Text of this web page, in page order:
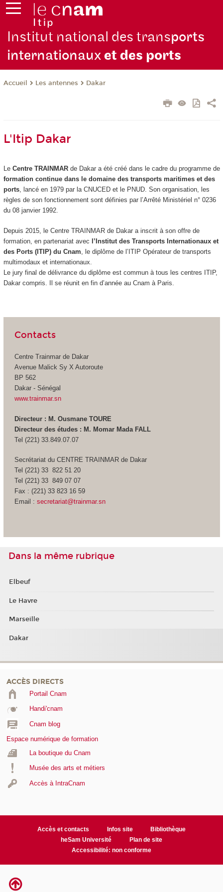
Institut national des transports
internationauxet des ports
Accueil Les antennes Dakar
L'Itip Dakar
Le Centre TRAINMAR de Dakar a été créé dans le cadre du programme de
formation continue dans le domaine des transports maritimes et des
ports, lancé en 1979 par la CNUCED et le PNUD. Son organisation, les
règles de son fonctionnement sont définies par l’Arrêté Ministériel n° 0236
du 08 janvier 1992.
Depuis 2015, le Centre TRAINMAR de Dakar a inscrit à son offre de
formation, en partenariat avec
l’Institut des Transports Internationaux et
des Ports (ITIP) du Cnam , le diplôme de l’ITIP Opérateur de transports
multimodaux et internationaux.
Le jury final de délivrance du diplôme est commun à tous les centres ITIP,
Dakar compris. Il se réunit en fin d’année au Cnam à Paris.
Contacts
Centre Trainmar de Dakar
Avenue Malick Sy X Autoroute
BP 562
Dakar - Sénégal
www.trainmar.sn
Directeur : M. Ousmane TOURE
Directeur des études : M. Momar Mada FALL
Tel (221) 33.849.07.07
Secrétariat du CENTRE TRAINMAR de Dakar
Tel (221) 33 822 51 20
Tel (221) 33 849 07 07
Fax : (221) 33 823 16 59
Email : secretariat@trainmar.sn
Dans la même rubrique
Elbeuf
Le Havre
Marseille
Dakar
ACCÈS DIRECTS
Portail Cnam
Handi'cnam
Cnam blog
Espace numérique de formation
La boutique du Cnam
Musée des arts et métiers
Accès à IntraCnam
Accès et contacts Infos site
Bibliothèque
heSam Université
Plan de site
Accessibilité: non conforme